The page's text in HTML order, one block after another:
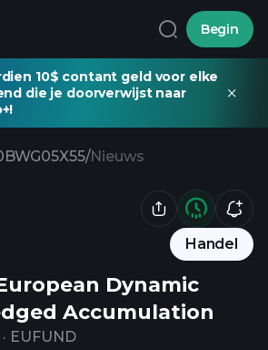
Begin
10$ contant geld voor elke
die je doorverwijst naar
/Nieuws
Handel
Dynamic
Accumulation
· EUFUND